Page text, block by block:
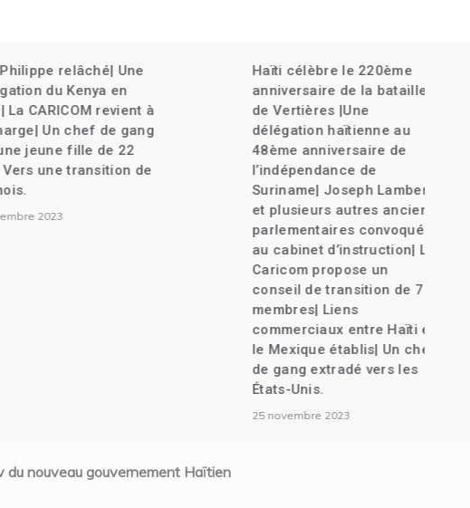
relâché| Une
du Kenya en
CARICOM revient à
Un chef de gang
jeune fille de 22
une transition de
2023
Haïti célèbre le 220ème
anniversaire de la bataille
de Vertières |Une
délégation haïtienne au
48ème anniversaire de
l’indépendance de
Suriname| Joseph Lambert
et plusieurs autres anciens
parlementaires convoqués
au cabinet d’instruction| La
Caricom propose un
conseil de transition de 7
membres| Liens
commerciaux entre Haïti et
le Mexique établis| Un chef
de gang extradé vers les
États-Unis.
25 novembre 2023
nouveau gouvernement Haïtien